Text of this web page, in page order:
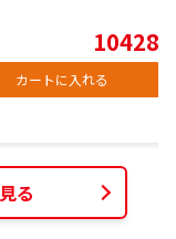
10428
カートに入れる
る